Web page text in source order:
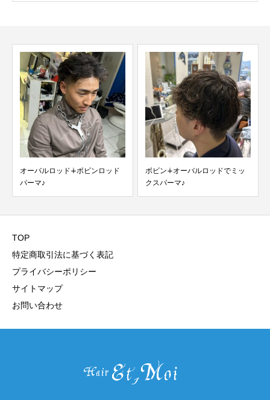
ボビン∔オーバルロッドでミッ
クスパーマ♪
【バリアート】子供さんに人気
のデザインは？専門美容...
TOP
特定商取引法に基づく表記
プライバシーポリシー
サイトマップ
お問い合わせ